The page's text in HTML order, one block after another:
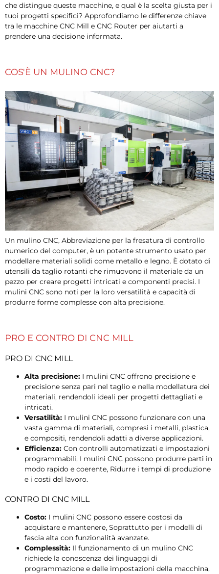
che distingue queste macchine, e qual è la scelta giusta per i
tuoi progetti specifici? Approfondiamo le differenze chiave
tra le macchine CNC Mill e CNC Router per aiutarti a
prendere una decisione informata.
COS'È UN MULINO CNC?
Un mulino CNC, Abbreviazione per la fresatura di controllo
numerico del computer, è un potente strumento usato per
modellare materiali solidi come metallo e legno. È dotato di
utensili da taglio rotanti che rimuovono il materiale da un
pezzo per creare progetti intricati e componenti precisi. I
mulini CNC sono noti per la loro versatilità e capacità di
produrre forme complesse con alta precisione.
PRO E CONTRO DI CNC MILL
PRO DI CNC MILL
Alta precisione: I mulini CNC offrono precisione e
precisione senza pari nel taglio e nella modellatura dei
materiali, rendendoli ideali per progetti dettagliati e
intricati.
Versatilità: I mulini CNC possono funzionare con una
vasta gamma di materiali, compresi i metalli, plastica,
e compositi, rendendoli adatti a diverse applicazioni.
Efficienza: Con controlli automatizzati e impostazioni
programmabili, I mulini CNC possono produrre parti in
modo rapido e coerente, Ridurre i tempi di produzione
e i costi del lavoro.
CONTRO DI CNC MILL
Costo: I mulini CNC possono essere costosi da
acquistare e mantenere, Soprattutto per i modelli di
fascia alta con funzionalità avanzate.
Complessità: Il funzionamento di un mulino CNC
richiede la conoscenza dei linguaggi di
programmazione e delle impostazioni della macchina,